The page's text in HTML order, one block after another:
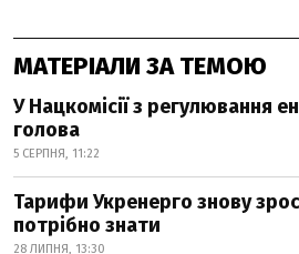
МАТЕРІАЛИ ЗА ТЕМОЮ
У Нацкомісії з регулювання
голова
5 СЕРПНЯ, 11:22
Тарифи Укренерго знову
потрібно знати
28 ЛИПНЯ, 13:30